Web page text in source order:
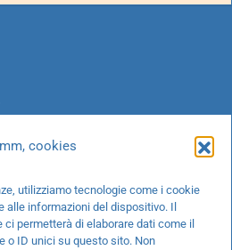
cookies
utilizziamo tecnologie come i cookie
alle informazioni del dispositivo. Il
permetterà di elaborare dati come il
o ID unici su questo sito. Non